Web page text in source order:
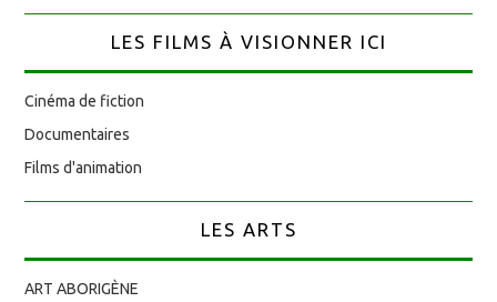
LES FILMS À VISIONNER ICI
Cinéma de fiction
Documentaires
Films d'animation
LES ARTS
ART ABORIGÈNE